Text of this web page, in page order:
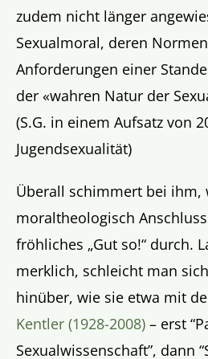
zudem nicht länger
Sexualmoral, deren
Anforderungen einer
der «wahren Natur der
(S.G. in einem Aufsatz von
Jugendsexualität)
Überall schimmert bei ihm,
moraltheologisch
fröhliches „Gut so!“ durch.
merklich, schleicht man
hinüber, wie sie etwa mit
Kentler (1928-2008) – erst
Sexualwissenschaft”, dann